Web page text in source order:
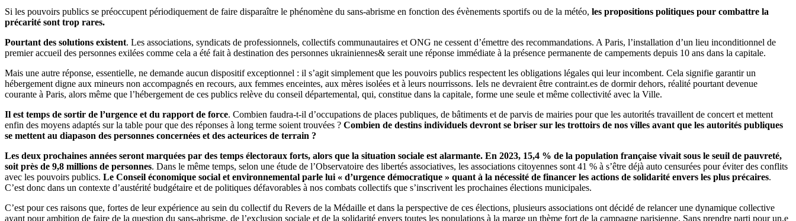
Si les pouvoirs publics se préoccupent périodiquement de faire disparaître le phénomène du sans-abrisme en fonction des évènements sportifs ou de la météo, les propositions politiques pour combattre la
précarité sont trop rares.
Pourtant des solutions existent. Les associations, syndicats de professionnels, collectifs communautaires et ONG ne cessent d’émettre des recommandations. A Paris, l’installation d’un lieu inconditionnel de
premier accueil des personnes exilées comme cela a été fait à destination des personnes ukrainiennes& serait une réponse immédiate à la présence permanente de campements depuis 10 ans dans la capitale.
Mais une autre réponse, essentielle, ne demande aucun dispositif exceptionnel : il s’agit simplement que les pouvoirs publics respectent les obligations légales qui leur incombent. Cela signifie garantir un
hébergement digne aux mineurs non accompagnés en recours, aux femmes enceintes, aux mères isolées et à leurs nourrissons. Iels ne devraient être contraint.es de dormir dehors, réalité pourtant devenue
courante à Paris, alors même que l’hébergement de ces publics relève du conseil départemental, qui, constitue dans la capitale, forme une seule et même collectivité avec la Ville.
Il est temps de sortir de l’urgence et du rapport de force. Combien faudra-t-il d’occupations de places publiques, de bâtiments et de parvis de mairies pour que les autorités travaillent de concert et mettent
enfin des moyens adaptés sur la table pour que des réponses à long terme soient trouvées ? Combien de destins individuels devront se briser sur les trottoirs de nos villes avant que les autorités publiques
se mettent au diapason des personnes concernées et des acteurices de terrain ?
Les deux prochaines années seront marquées par des temps électoraux forts, alors que la situation sociale est alarmante. En 2023, 15,4 % de la population française vivait sous le seuil de pauvreté,
soit près de 9,8 millions de personnes. Dans le même temps, selon une étude de l’Observatoire des libertés associatives, les associations citoyennes sont 41 % à s’être déjà auto censurées pour éviter des conflits
avec les pouvoirs publics. Le Conseil économique social et environnemental parle lui « d’urgence démocratique » quant à la nécessité de financer les actions de solidarité envers les plus précaires.
C’est donc dans un contexte d’austérité budgétaire et de politiques défavorables à nos combats collectifs que s’inscrivent les prochaines élections municipales.
C’est pour ces raisons que, fortes de leur expérience au sein du collectif du Revers de la Médaille et dans la perspective de ces élections, plusieurs associations ont décidé de relancer une dynamique collective
ayant pour ambition de faire de la question du sans-abrisme, de l’exclusion sociale et de la solidarité envers toutes les populations à la marge un thème fort de la campagne parisienne. Sans prendre parti pour un.e